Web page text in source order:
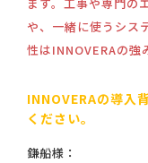
ます。工事や専門の
や、一緒に使うシス
性はINNOVERAの強
INNOVERAの導入
ください。
鎌船様：